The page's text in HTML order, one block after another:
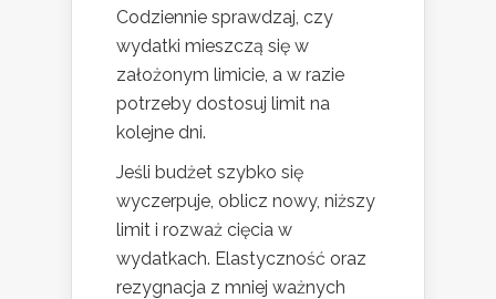
Codziennie sprawdzaj, czy
wydatki mieszczą się w
założonym limicie, a w razie
potrzeby dostosuj limit na
kolejne dni.
Jeśli budżet szybko się
wyczerpuje, oblicz nowy, niższy
limit i rozważ cięcia w
wydatkach. Elastyczność oraz
rezygnacja z mniej ważnych